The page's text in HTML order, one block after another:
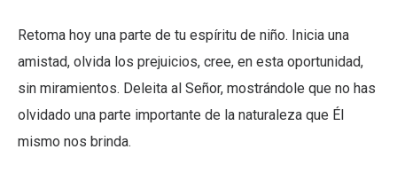
Retoma hoy una parte de tu espíritu de niño. Inicia una
amistad, olvida los prejuicios, cree, en esta oportunidad,
sin miramientos. Deleita al Señor, mostrándole que no has
olvidado una parte importante de la naturaleza que Él
mismo nos brinda.